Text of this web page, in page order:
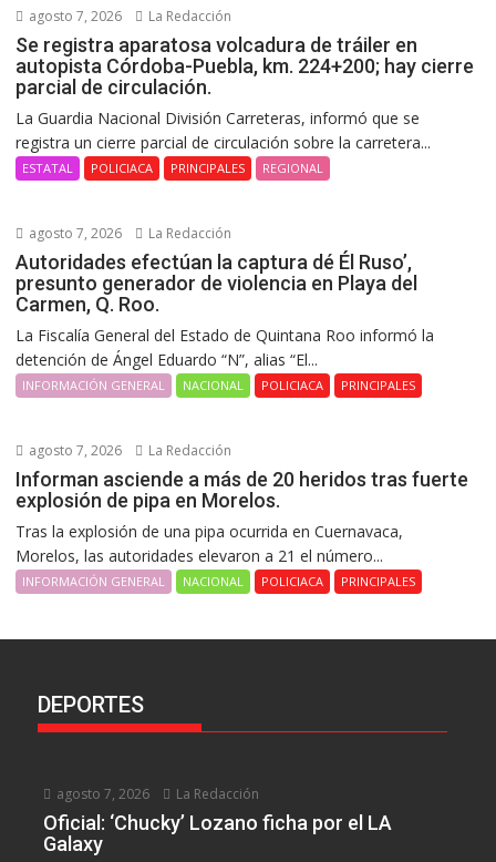
agosto 7, 2026 La Redacción
Se registra aparatosa volcadura de tráiler en
autopista Córdoba-Puebla, km. 224+200; hay cierre
parcial de circulación.
La Guardia Nacional División Carreteras, informó que se
registra un cierre parcial de circulación sobre la carretera...
ESTATAL POLICIACA PRINCIPALES REGIONAL
agosto 7, 2026 La Redacción
Autoridades efectúan la captura dé Él Ruso’,
presunto generador de violencia en Playa del
Carmen, Q. Roo.
La Fiscalía General del Estado de Quintana Roo informó la
detención de Ángel Eduardo “N”, alias “El...
INFORMACIÓN GENERAL NACIONAL POLICIACA PRINCIPALES
agosto 7, 2026 La Redacción
Informan asciende a más de 20 heridos tras fuerte
explosión de pipa en Morelos.
Tras la explosión de una pipa ocurrida en Cuernavaca,
Morelos, las autoridades elevaron a 21 el número...
INFORMACIÓN GENERAL NACIONAL POLICIACA PRINCIPALES
DEPORTES
agosto 7, 2026 La Redacción
Oficial: ‘Chucky’ Lozano ficha por el LA
Galaxy